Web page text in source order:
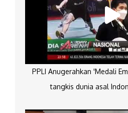
PPLI Anugerahkan 'Medali
tangkis dunia asal